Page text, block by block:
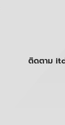
ติดตาม